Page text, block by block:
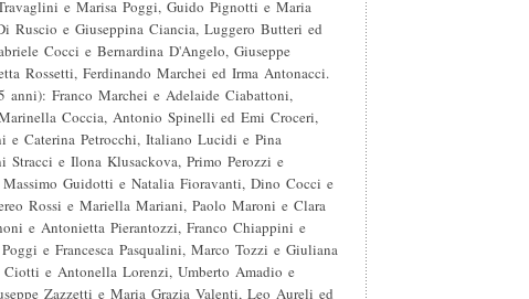
e Marisa Poggi, Guido Pignotti e Maria
Ruscio e Giuseppina Ciancia, Luggero Butteri ed
Cocci e Bernardina D'Angelo, Giuseppe
Rossetti, Ferdinando Marchei ed Irma Antonacci.
anni): Franco Marchei e Adelaide Ciabattoni,
Coccia, Antonio Spinelli ed Emi Croceri,
e Caterina Petrocchi, Italiano Lucidi e Pina
Stracci e Ilona Klusackova, Primo Perozzi e
Guidotti e Natalia Fioravanti, Dino Cocci e
Rossi e Mariella Mariani, Paolo Maroni e Clara
e Antonietta Pierantozzi, Franco Chiappini e
e Francesca Pasqualini, Marco Tozzi e Giuliana
e Antonella Lorenzi, Umberto Amadio e
Zazzetti e Maria Grazia Valenti, Leo Aureli ed